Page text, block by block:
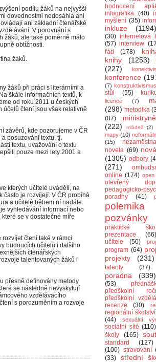
podílu žáků na nejvyšší
dovednostmi nedosáhla ani
ani základní čtenářské
V porovnání s
žáků, ale také poměrně málo
obtížnosti.
žáků.
žáků při práci s literárními a
škále informačních textů, k
od roku 2011 u českých
účelů čtení jsou však relativně
závěrů, kde pozorujeme v ČR
posuzování textu, tj.
textu, uvažování o textu
pouze mezi lety 2001 a
kterých učitelé uváděli, na
často je rozvíjejí. V ČR probíhá
a učitelé během ní nadále
vyhledávání informací nebo
se v dostatečné míře
čtení také v rámci
budoucích učitelů i dalšího
čtenářských
talentovaných žáků i
přesně definovány metody
se následně nevyskytují
vzdělávacího
s porozuměním a rozvoje
hodnocení
infografika (40)
myšlení (35)
inkluze (1194)
(30) internetová
(57) interview
řád
(178)
knihy
(1253)
(227)
konference
(7) konstruktivismus
stůl
(55)
licence (7)
(298) metodika
(87)
(222)
mládež (2)
mapy (10)
(15)
novela (69)
(1305) odbory
(271)
online (174)
otevřený
pedagogicko-
poradny
(41)
polemika
pozvánky
praktické
prezentace
(66)
učitele
(50)
program (64)
projekty
(231)
talenty
(37)
poradna
(339)
(53)
předškolní
předškolní
recenze
(30)
regionální školství
(44)
sexuální
sociální sítě (110)
školy
(165)
standard (127)
(100) stravování
(33)
střední